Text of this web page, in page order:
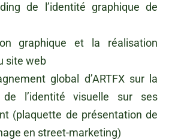
de l’identité graphique de
graphique et la réalisation
site web
global d’ARTFX sur la
de l’identité visuelle sur ses
(plaquette de présentation de
en street-marketing)